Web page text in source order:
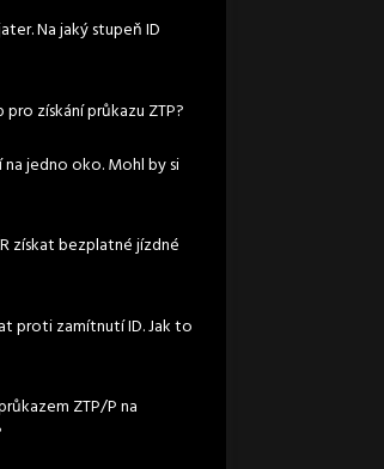
Na jaký stupeň ID
získání průkazu ZTP?
na jedno oko. Mohl by si
získat bezplatné jízdné
proti zamítnutí ID. Jak to
ZTP/P na